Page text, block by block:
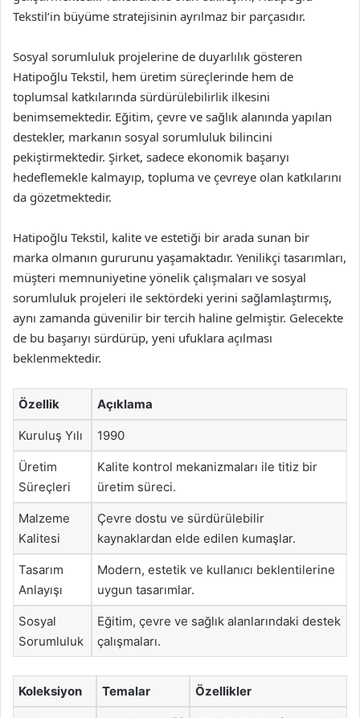
Tekstil’in büyüme stratejisinin ayrılmaz bir parçasıdır.
Sosyal sorumluluk projelerine de duyarlılık gösteren
Hatipoğlu Tekstil, hem üretim süreçlerinde hem de
toplumsal katkılarında sürdürülebilirlik ilkesini
benimsemektedir. Eğitim, çevre ve sağlık alanında yapılan
destekler, markanın sosyal sorumluluk bilincini
pekiştirmektedir. Şirket, sadece ekonomik başarıyı
hedeflemekle kalmayıp, topluma ve çevreye olan katkılarını
da gözetmektedir.
Hatipoğlu Tekstil, kalite ve estetiği bir arada sunan bir
marka olmanın gururunu yaşamaktadır. Yenilikçi tasarımları,
müşteri memnuniyetine yönelik çalışmaları ve sosyal
sorumluluk projeleri ile sektördeki yerini sağlamlaştırmış,
aynı zamanda güvenilir bir tercih haline gelmiştir. Gelecekte
de bu başarıyı sürdürüp, yeni ufuklara açılması
beklenmektedir.
Özellik Açıklama
Kuruluş Yılı 1990
Üretim
Süreçleri
Kalite kontrol mekanizmaları ile titiz bir
üretim süreci.
Malzeme
Kalitesi
Çevre dostu ve sürdürülebilir
kaynaklardan elde edilen kumaşlar.
Tasarım
Anlayışı
Modern, estetik ve kullanıcı beklentilerine
uygun tasarımlar.
Sosyal
Sorumluluk
Eğitim, çevre ve sağlık alanlarındaki destek
çalışmaları.
Koleksiyon Temalar Özellikler